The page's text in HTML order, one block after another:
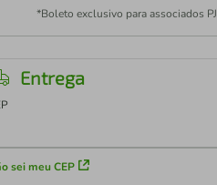
*Boleto exclusivo para associados PJ
Entrega
sei meu CEP